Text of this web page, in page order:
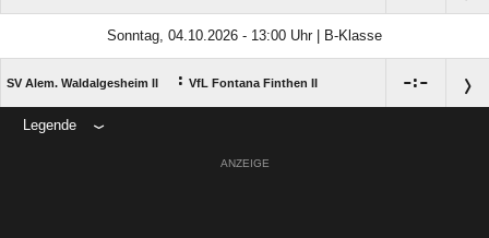
Sonntag, 04.10.2026 - 13:00 Uhr | B-Klasse
SV Alem. Waldalgesheim II : VfL Fontana Finthen II :
Legende
ANZEIGE